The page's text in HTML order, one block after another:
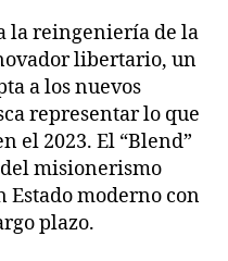
la reingeniería de la
libertario, un
a los nuevos
representar lo que
el 2023. El “Blend”
misionerismo
Estado moderno con
plazo.